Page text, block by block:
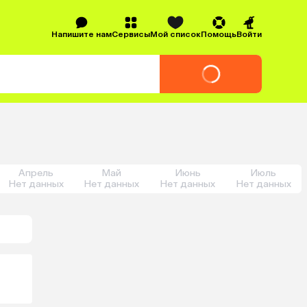
Напишите намСервисыМой списокПомощьВойти
Апрель
Нет данных
Май
Нет данных
Июнь
Нет данных
Июль
Нет данных